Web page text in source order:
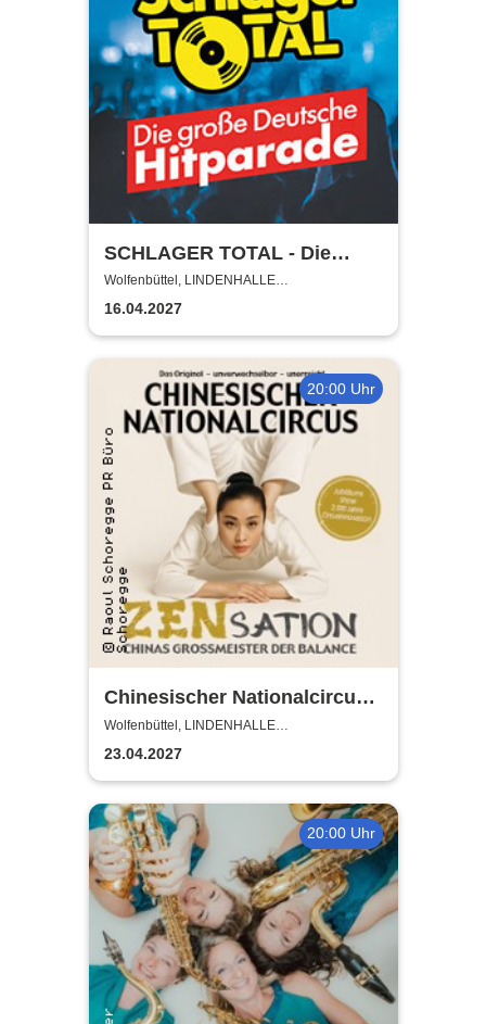
SCHLAGER TOTAL - Die
große deutsche Hitparade
Wolfenbüttel, LINDENHALLE
WOLFENBÜTTEL
16.04.2027
20:00 Uhr
Chinesischer Nationalcircus -
ZENsation - Chinas
Grossmeister der Balance
Wolfenbüttel, LINDENHALLE
WOLFENBÜTTEL
23.04.2027
20:00 Uhr